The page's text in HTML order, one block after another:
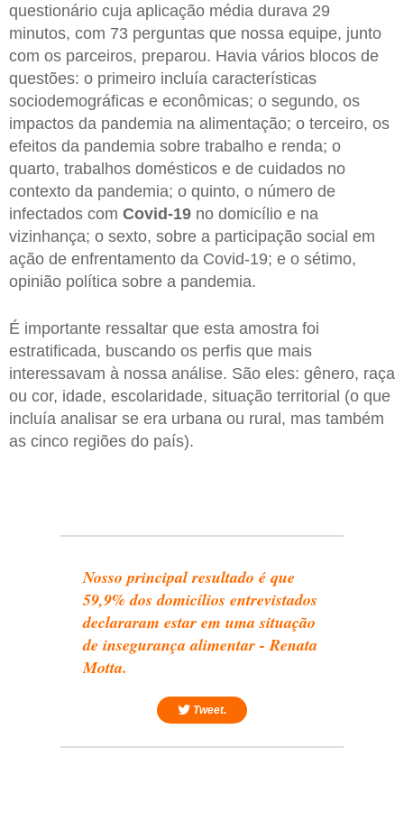
questionário cuja aplicação média durava 29
minutos, com 73 perguntas que nossa equipe, junto
com os parceiros, preparou. Havia vários blocos de
questões: o primeiro incluía características
sociodemográficas e econômicas; o segundo, os
impactos da pandemia na alimentação; o terceiro, os
efeitos da pandemia sobre trabalho e renda; o
quarto, trabalhos domésticos e de cuidados no
contexto da pandemia; o quinto, o número de
infectados com Covid-19 no domicílio e na
vizinhança; o sexto, sobre a participação social em
ação de enfrentamento da Covid-19; e o sétimo,
opinião política sobre a pandemia.
É importante ressaltar que esta amostra foi
estratificada, buscando os perfis que mais
interessavam à nossa análise. São eles: gênero, raça
ou cor, idade, escolaridade, situação territorial (o que
incluía analisar se era urbana ou rural, mas também
as cinco regiões do país).
Nosso principal resultado é que
59,9% dos domicílios entrevistados
declararam estar em uma situação
de insegurança alimentar - Renata
Motta.
Tweet.